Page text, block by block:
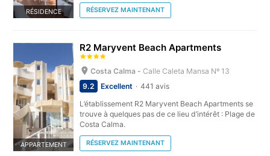
RÉSIDENCE RÉSERVEZ MAINTENANT
APPARTEMENT
R2 Maryvent Beach Apartments
Costa Calma -Calle Caleta Mansa Nº 13
9.2
Excellent
441 avis
L’établissement R2 Maryvent Beach Apartments se
trouve à quelques pas de ce lieu d’intérêt : Plage de
Costa Calma.
RÉSERVEZ MAINTENANT